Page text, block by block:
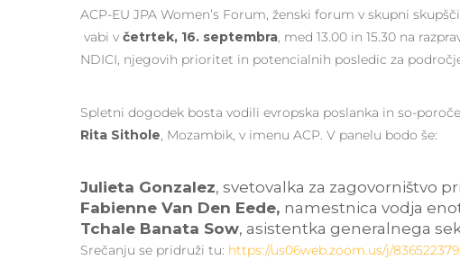
ACP-EU JPA Women’s Forum, ženski forum v skupni
vabi v četrtek, 16. septembra, med 13.00 in 15.30 na
NDICI, njegovih prioritet in potencialnih posledic za
Spletni dogodek bosta vodili evropska poslanka in so-
Rita Sithole, Mozambik, v imenu ACP. V panelu bodo še:
Julieta Gonzalez, svetovalka za zagovorništvo
Fabienne Van Den Eede, namestnica vodja
Tchale Banata Sow, asistentka generalnega
Srečanju se pridruži tu: https://us06web.zoom.us/j/